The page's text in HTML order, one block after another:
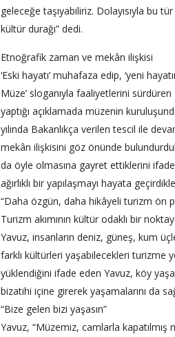
geleceğe taşıyabiliriz. Dolayısıyla bu
kültür durağı” dedi.
Etnoğrafik zaman ve mekân ilişkisi
‘Eski hayatı’ muhafaza edip, ‘yeni
Müze’ sloganıyla faaliyetlerini
yaptığı açıklamada müzenin
yılında Bakanlıkça verilen tescil ile
mekân ilişkisini göz önünde
da öyle olmasına gayret ettiklerini
ağırlıklı bir yapılaşmayı hayata
“Daha özgün, daha hikâyeli turizm ön
Turizm akımının kültür odaklı bir
Yavuz, insanların deniz, güneş, kum
farklı kültürleri yaşabilecekleri turizme
yüklendiğini ifade eden Yavuz, köy
bizatihi içine girerek yaşamalarını da
“Bize gelen bizi yaşasın”
Yavuz, “Müzemiz, camlarla